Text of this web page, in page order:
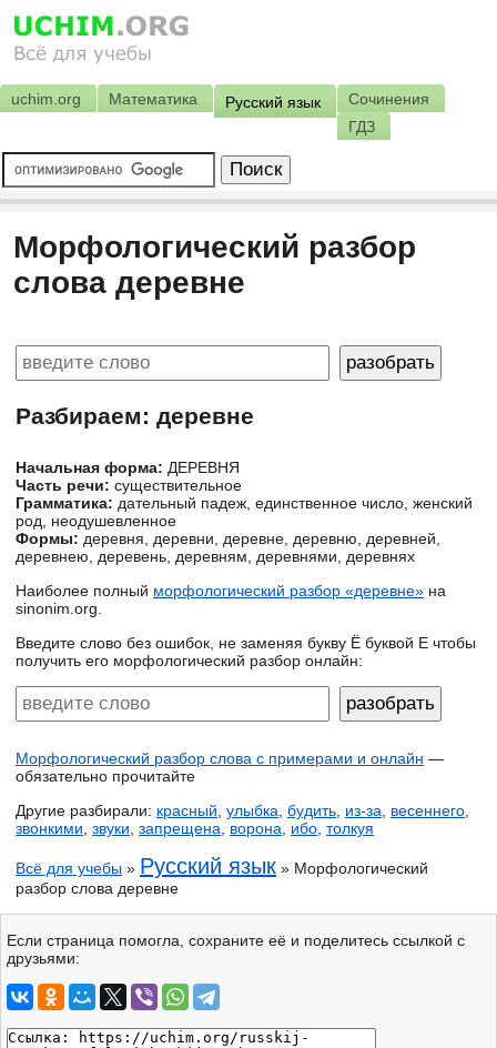
uchim.org Математика Русский язык
Сочинения
ГДЗ
Морфологический разбор
слова деревне
Разбираем: деревне
Начальная форма: ДЕРЕВНЯ
Часть речи: существительное
Грамматика: дательный падеж, единственное число, женский
род, неодушевленное
Формы: деревня, деревни, деревне, деревню, деревней,
деревнею, деревень, деревням, деревнями, деревнях
Наиболее полный морфологический разбор «деревне» на
sinonim.org.
Введите слово без ошибок, не заменяя букву Ё буквой Е чтобы
получить его морфологический разбор онлайн:
Морфологический разбор слова с примерами и онлайн —
обязательно прочитайте
Другие разбирали: красный улыбка будить из-за весеннего
звонкими звуки запрещена ворона ибо толкуя
Всё для учебы » Русский язык » Морфологический
разбор слова деревне
Если страница помогла, сохраните её и поделитесь ссылкой с
друзьями: